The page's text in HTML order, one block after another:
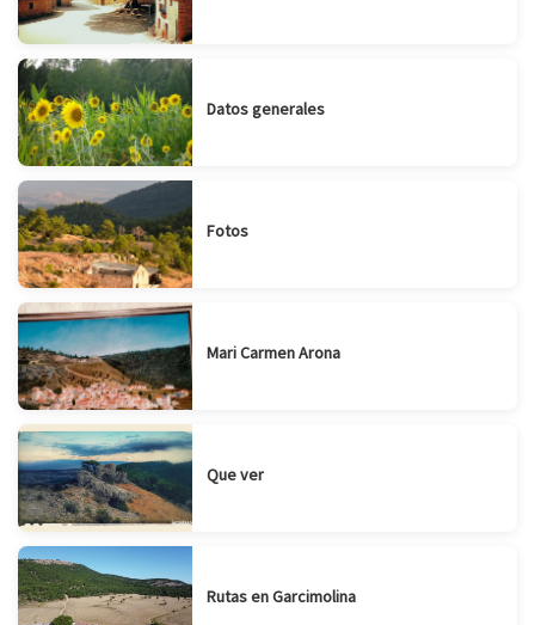
Datos generales
Fotos
Mari Carmen Arona
Que ver
Rutas en Garcimolina